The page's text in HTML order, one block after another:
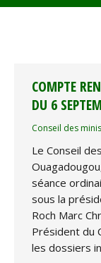
COMPTE
DU 6
Conseil des
Le Conseil
séance
sous la
Roch Marc
Président du
les dossiers